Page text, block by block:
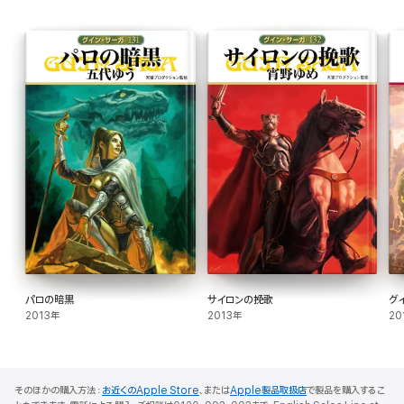
パロの暗黒
2013年
サイロンの挽歌
2013年
グ
そのほかの購入方法： お近くのApple Store、またはApple製品取扱店で製品を購入するこ